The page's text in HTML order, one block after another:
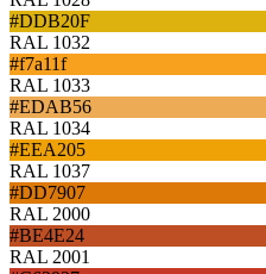
#DDB20F
RAL 1032
#f7a11f
RAL 1033
#EDAB56
RAL 1034
#EEA205
RAL 1037
#DD7907
RAL 2000
#BE4E24
RAL 2001